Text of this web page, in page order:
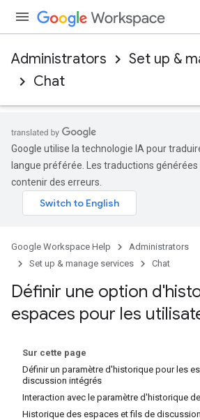
Administrators
Set up &
Chat
Google utilise la technologie IA pour
langue préférée. Les traductions
contenir des erreurs.
Google Workspace Help
Administrators
Set up & manage services
Chat
Définir une option
espaces pour les
Sur cette page
Définir un paramètre d'historique pour les
discussion intégrés
Interaction avec le paramètre d'historique
Historique des espaces et fils de